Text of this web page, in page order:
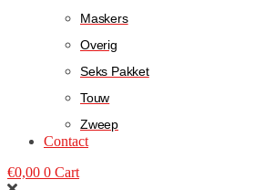
Maskers
Overig
Seks Pakket
Touw
Zweep
Contact
€0,00 0 Cart